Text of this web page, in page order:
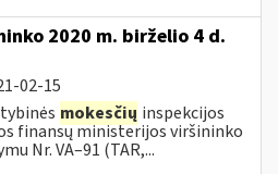
2020 m. birželio 4 d.
02-15
mokesčių inspekcijos
finansų ministerijos viršininko
Nr. VA–91 (TAR,...